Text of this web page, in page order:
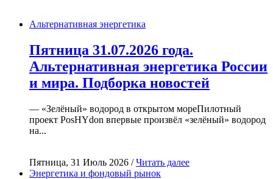
Альтернативная энергетика
Пятница 31.07.2026 года.
Альтернативная энергетика России
и мира. Подборка новостей
— «Зелёный» водород в открытом мореПилотный
проект PosHYdon впервые произвёл «зелёный» водород
на...
Пятница, 31 Июль 2026 /Читать далее
Энергетика и фондовый рынок